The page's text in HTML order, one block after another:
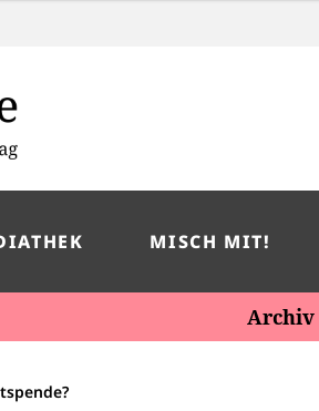
MISCH MIT!
Archiv